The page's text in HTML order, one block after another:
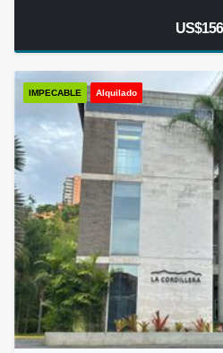
IMPECABLE Alquilado